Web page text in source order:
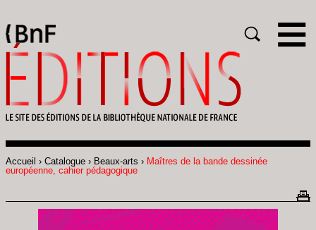
Fil
Accueil Catalogue Beaux-arts
Maîtres de la bande dessinée
européenne, cahier pédagogique